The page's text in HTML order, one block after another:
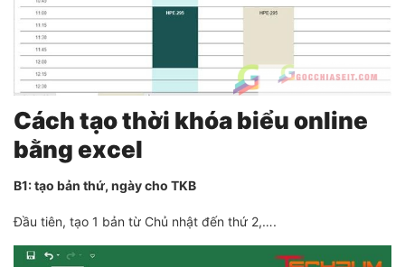
Cách tạo thời khóa biểu online
bằng excel
B1: tạo bản thứ, ngày cho TKB
Đầu tiên, tạo 1 bản từ Chủ nhật đến thứ 2,….